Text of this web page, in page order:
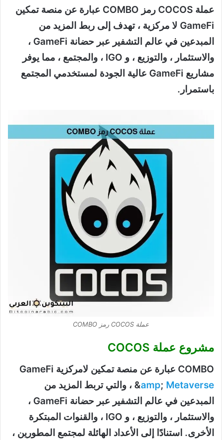
عملة COCOS رمز COMBO عبارة عن منصة تمكين
GameFi لا مركزية ، تهدف إلى ربط المزيد من
المبدعين في عالم التشفير عبر حضانة GameFi ،
والاستثمار ، والتوزيع ، و IGO ، والمجتمع ، مما يوفر
مشاريع GameFi عالية الجودة لمستخدمي المجتمع
باستمرار.
عملة COCOS رمز COMBO
مشروع عملة COCOS
COMBO عبارة عن منصة تمكين لامركزية GameFi
&amp; Metaverse
، والتي تربط المزيد من
المبدعين في عالم التشفير عبر حضانة GameFi ،
والاستثمار ، والتوزيع ، و IGO ، والقنوات المبتكرة
الأخرى. استنادًا إلى الأعداد الهائلة لمجتمع المطورين ،